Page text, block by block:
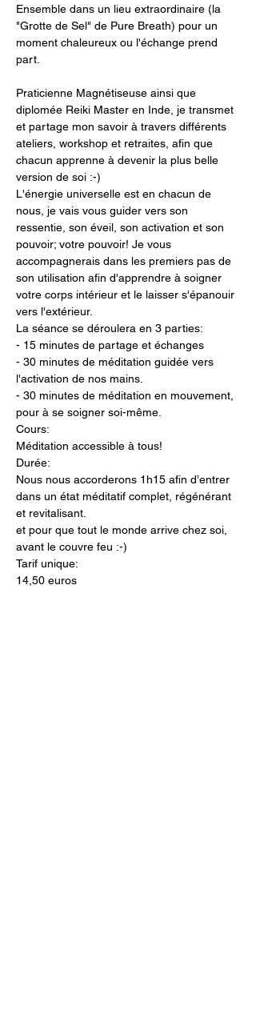
Ensemble dans un lieu extraordinaire (la
"Grotte de Sel" de Pure Breath) pour un
moment chaleureux ou l'échange prend
part.
Praticienne Magnétiseuse ainsi que
diplomée Reiki Master en Inde, je transmet
et partage mon savoir à travers différents
ateliers, workshop et retraites, afin que
chacun apprenne à devenir la plus belle
version de soi :-)
L'énergie universelle est en chacun de
nous, je vais vous guider vers son
ressentie, son éveil, son activation et son
pouvoir; votre pouvoir! Je vous
accompagnerais dans les premiers pas de
son utilisation afin d'apprendre à soigner
votre corps intérieur et le laisser s'épanouir
vers l'extérieur.
La séance se déroulera en 3 parties:
- 15 minutes de partage et échanges
- 30 minutes de méditation guidée vers
l'activation de nos mains.
- 30 minutes de méditation en mouvement,
pour à se soigner soi-même.
Cours:
Méditation accessible à tous!
Durée:
Nous nous accorderons 1h15 afin d’entrer
dans un état méditatif complet, régénérant
et revitalisant.
et pour que tout le monde arrive chez soi,
avant le couvre feu :-)
Tarif unique:
14,50 euros